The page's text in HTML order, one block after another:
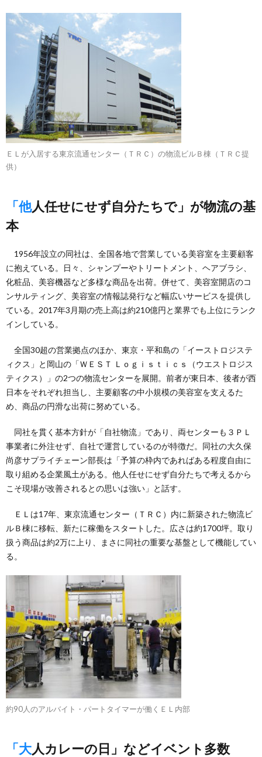
ＥＬが入居する東京流通センター（ＴＲＣ）の物流ビルＢ棟（ＴＲＣ提
供）
「他人任せにせず自分たちで」が物流の基
本
1956年設立の同社は、全国各地で営業している美容室を主要顧客
に抱えている。日々、シャンプーやトリートメント、ヘアブラシ、
化粧品、美容機器など多様な商品を出荷。併せて、美容室開店のコ
ンサルティング、美容室の情報誌発行など幅広いサービスを提供し
ている。2017年3月期の売上高は約210億円と業界でも上位にランク
インしている。
全国30超の営業拠点のほか、東京・平和島の「イーストロジステ
ィクス」と岡山の「ＷＥＳＴ Ｌｏｇｉｓｔｉｃｓ（ウエストロジス
ティクス）」の2つの物流センターを展開。前者が東日本、後者が西
日本をそれぞれ担当し、主要顧客の中小規模の美容室を支えるた
め、商品の円滑な出荷に努めている。
同社を貫く基本方針が「自社物流」であり、両センターも３ＰＬ
事業者に外注せず、自社で運営しているのが特徴だ。同社の大久保
尚彦サプライチェーン部長は「予算の枠内であればある程度自由に
取り組める企業風土がある。他人任せにせず自分たちで考えるから
こそ現場が改善されるとの思いは強い」と話す。
ＥＬは17年、東京流通センター（ＴＲＣ）内に新築された物流ビ
ルＢ棟に移転、新たに稼働をスタートした。広さは約1700坪。取り
扱う商品は約2万に上り、まさに同社の重要な基盤として機能してい
る。
約90人のアルバイト・パートタイマーが働くＥＬ内部
「大人カレーの日」などイベント多数